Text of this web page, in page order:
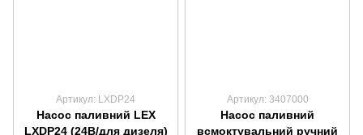
Артикул: LXDP24
Насос паливний LEX
LXDP24 (24В/для дизеля)
Артикул: 3407000
Насос паливний
всмоктувальний ручний